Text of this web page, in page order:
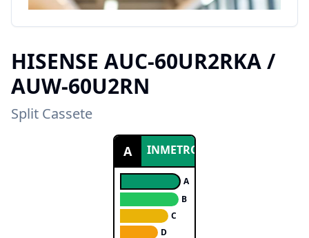
HISENSE AUC-60UR2RKA /
AUW-60U2RN
Split Cassete
A INMETRO
A
B
C
D